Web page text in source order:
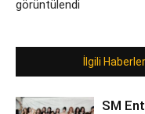
görüntülendi
İlgili Haberler
SM